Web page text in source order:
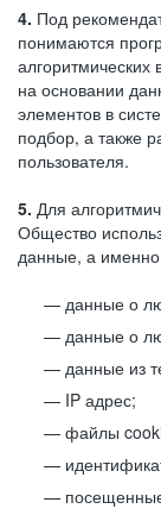
4. Под
понимаются
на основании
элементов в
подбор, а также
пользователя.
5. Для
Общество
данные, а
данные о
данные о
данные из
IP адрес;
файлы